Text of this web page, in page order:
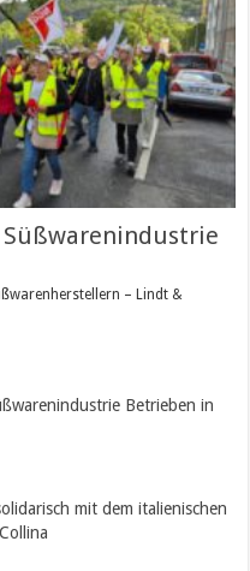
– Lindt &
Betrieben in
mit dem italienischen